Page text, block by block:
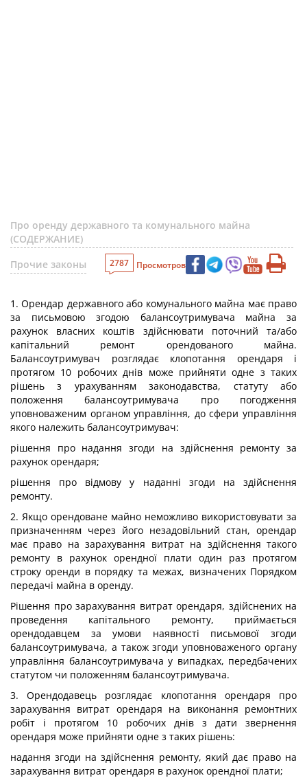
Про оренду державного та комунального майна
(СОДЕРЖАНИЕ)
Прочие законы
2787 Просмотров
1. Орендар державного або комунального майна має право
за письмовою згодою балансоутримувача майна за
рахунок власних коштів здійснювати поточний та/або
капітальний ремонт орендованого майна.
Балансоутримувач розглядає клопотання орендаря і
протягом 10 робочих днів може прийняти одне з таких
рішень з урахуванням законодавства, статуту або
положення балансоутримувача про погодження
уповноваженим органом управління, до сфери управління
якого належить балансоутримувач:
рішення про надання згоди на здійснення ремонту за
рахунок орендаря;
рішення про відмову у наданні згоди на здійснення
ремонту.
2. Якщо орендоване майно неможливо використовувати за
призначенням через його незадовільний стан, орендар
має право на зарахування витрат на здійснення такого
ремонту в рахунок орендної плати один раз протягом
строку оренди в порядку та межах, визначених Порядком
передачі майна в оренду.
Рішення про зарахування витрат орендаря, здійснених на
проведення капітального ремонту, приймається
орендодавцем за умови наявності письмової згоди
балансоутримувача, а також згоди уповноваженого органу
управління балансоутримувача у випадках, передбачених
статутом чи положенням балансоутримувача.
3. Орендодавець розглядає клопотання орендаря про
зарахування витрат орендаря на виконання ремонтних
робіт і протягом 10 робочих днів з дати звернення
орендаря може прийняти одне з таких рішень:
надання згоди на здійснення ремонту, який дає право на
зарахування витрат орендаря в рахунок орендної плати;